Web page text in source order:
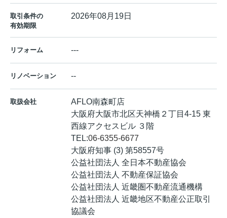
取引条件の
有効期限
2026年08月19日
リフォーム ---
リノベーション --
取扱会社
AFLO南森町店
大阪府大阪市北区天神橋２丁目4-15 東
西線アクセスビル ３階
TEL:06-6355-6677
大阪府知事 (3) 第58557号
公益社団法人 全日本不動産協会
公益社団法人 不動産保証協会
公益社団法人 近畿圏不動産流通機構
公益社団法人 近畿地区不動産公正取引
協議会